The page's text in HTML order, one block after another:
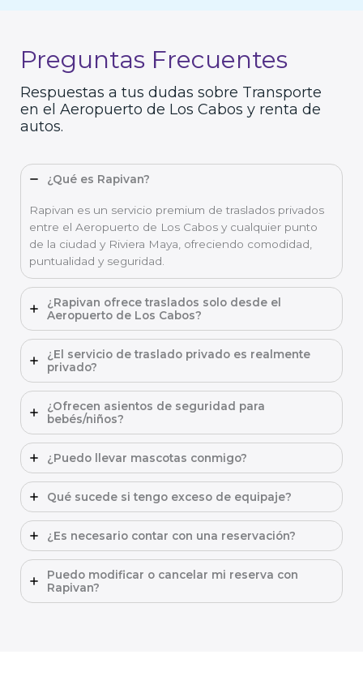
Preguntas Frecuentes
Respuestas a tus dudas sobre Transporte
en el Aeropuerto de Los Cabos y renta de
autos.
¿Qué es Rapivan?
Rapivan es un servicio premium de traslados privados
entre el Aeropuerto de Los Cabos y cualquier punto
de la ciudad y Riviera Maya, ofreciendo comodidad,
puntualidad y seguridad.
¿Rapivan ofrece traslados solo desde el
Aeropuerto de Los Cabos?
¿El servicio de traslado privado es realmente
privado?
¿Ofrecen asientos de seguridad para
bebés/niños?
¿Puedo llevar mascotas conmigo?
Qué sucede si tengo exceso de equipaje?
¿Es necesario contar con una reservación?
Puedo modificar o cancelar mi reserva con
Rapivan?